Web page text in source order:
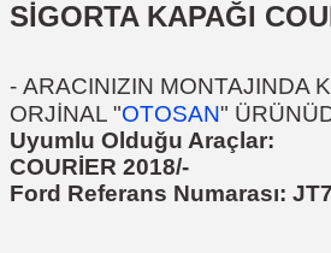
SİGORTA KAPAĞI
- ARACINIZIN MONTAJINDA
ORJİNAL "OTOSAN"
Uyumlu Olduğu Araçlar:
COURİER 2018/-
Ford Referans Numarası: